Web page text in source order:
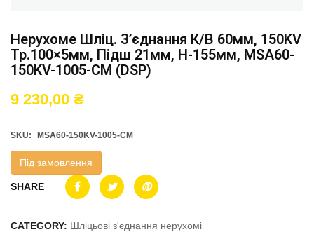
Нерухоме Шліц. З’єднання К/в 60мм, 150KV
Тр.100×5мм, Підш 21мм, H-155мм, MSA60-
150KV-1005-CM (DSP)
9 230,00 ₴
SKU: MSA60-150KV-1005-CM
Під замовлення
SHARE
CATEGORY: Шліцьові з'єднання нерухомі